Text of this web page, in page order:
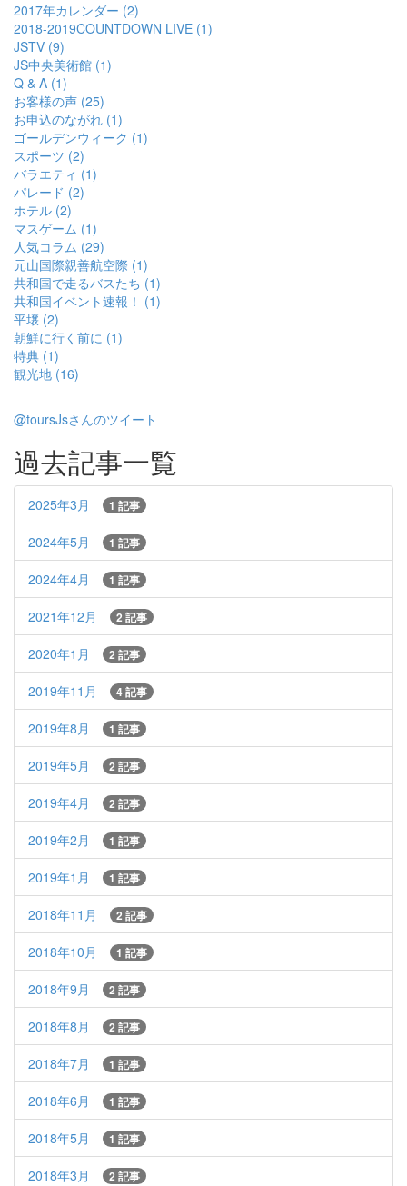
2017年カレンダー (2)
2018-2019COUNTDOWN LIVE (1)
JSTV (9)
JS中央美術館 (1)
Q & A (1)
お客様の声 (25)
お申込のながれ (1)
ゴールデンウィーク (1)
スポーツ (2)
バラエティ (1)
パレード (2)
ホテル (2)
マスゲーム (1)
人気コラム (29)
元山国際親善航空際 (1)
共和国で走るバスたち (1)
共和国イベント速報！ (1)
平壌 (2)
朝鮮に行く前に (1)
特典 (1)
観光地 (16)
@toursJsさんのツイート
過去記事一覧
2025年3月 1 記事
2024年5月 1 記事
2024年4月 1 記事
2021年12月 2 記事
2020年1月 2 記事
2019年11月 4 記事
2019年8月 1 記事
2019年5月 2 記事
2019年4月 2 記事
2019年2月 1 記事
2019年1月 1 記事
2018年11月 2 記事
2018年10月 1 記事
2018年9月 2 記事
2018年8月 2 記事
2018年7月 1 記事
2018年6月 1 記事
2018年5月 1 記事
2018年3月 2 記事